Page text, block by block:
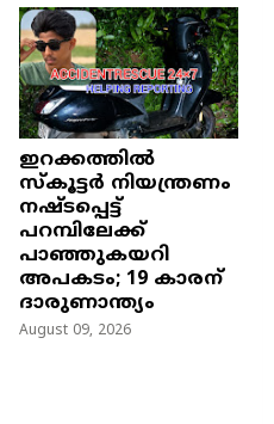
ഇറക്കത്തിൽ
സ്കൂട്ടർ നിയന്ത്രണം
നഷ്ടപ്പെട്ട്
പറമ്പിലേക്ക്
പാഞ്ഞുകയറി
അപകടം; 19 കാരന്
ദാരുണാന്ത്യം
August 09, 2026